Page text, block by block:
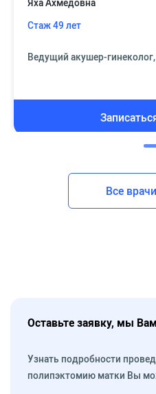
Яха Ахмедовна
Стаж 49 лет
Ведущий акушер-
Все
Оставьте заявку, мы
Узнать подробности
полипэктомию матки Вы